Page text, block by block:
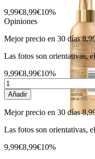
9,99€8,99€10%
Opiniones
Mejor precio en 30 días
Las fotos son orientativas,
9,99€8,99€10%
Añadir
Mejor precio en 30 días
Las fotos son orientativas,
9,99€8,99€10%